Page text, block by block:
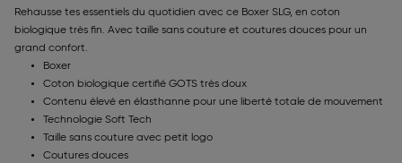
Rehausse tes essentiels du quotidien avec ce Boxer SLG, en coton
biologique très fin. Avec taille sans couture et coutures douces pour un
grand confort.
Boxer
Coton biologique certifié GOTS très doux
Contenu élevé en élasthanne pour une liberté totale de mouvement
Technologie Soft Tech
Taille sans couture avec petit logo
Coutures douces